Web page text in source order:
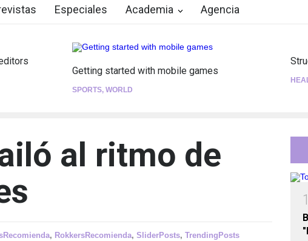
Especiales Academia Agencia
Getting started with mobile games
SPORTS, WORLD
al ritmo de
, RokkersRecomienda, SliderPosts, TrendingPosts
1